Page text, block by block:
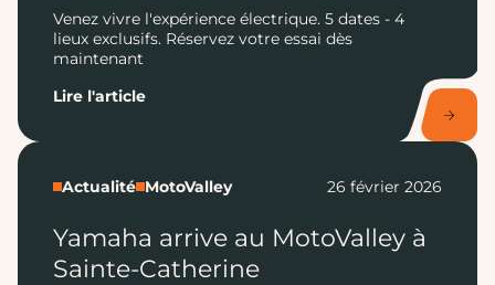
Venez vivre l'expérience électrique. 5 dates - 4
lieux exclusifs. Réservez votre essai dès
maintenant
Lire l'article
Actualité MotoValley 26 février 2026
Yamaha arrive au MotoValley à
Sainte-Catherine